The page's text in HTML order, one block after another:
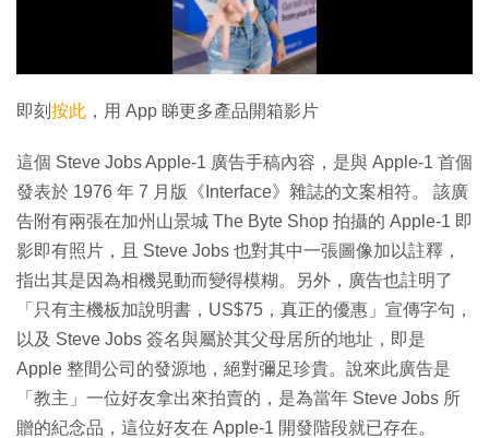
放
影
片
即刻 按此 ，用 App 睇更多產品開箱影片
這個 Steve Jobs Apple-1 廣告手稿內容，是與 Apple-1 首個
發表於 1976 年 7 月版《Interface》雜誌的文案相符。 該廣
告附有兩張在加州山景城 The Byte Shop 拍攝的 Apple-1 即
影即有照片，且 Steve Jobs 也對其中一張圖像加以註釋，
指出其是因為相機晃動而變得模糊。另外，廣告也註明了
「只有主機板加說明書，US$75，真正的優惠」宣傳字句，
以及 Steve Jobs 簽名與屬於其父母居所的地址，即是
Apple 整間公司的發源地，絕對彌足珍貴。說來此廣告是
「教主」一位好友拿出來拍賣的，是為當年 Steve Jobs 所
贈的紀念品，這位好友在 Apple-1 開發階段就已存在。